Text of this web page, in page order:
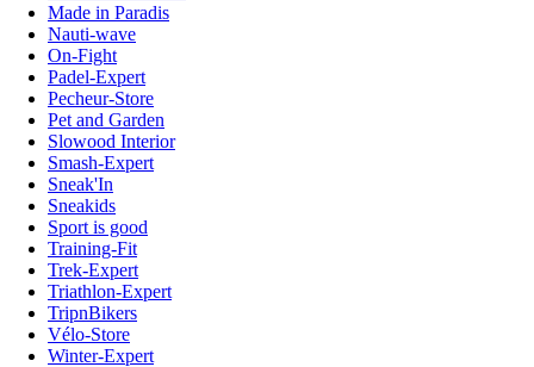
Made in Paradis
Nauti-wave
On-Fight
Padel-Expert
Pecheur-Store
Pet and Garden
Slowood Interior
Smash-Expert
Sneak'In
Sneakids
Sport is good
Training-Fit
Trek-Expert
Triathlon-Expert
TripnBikers
Vélo-Store
Winter-Expert